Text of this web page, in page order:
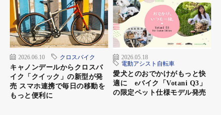
2026.06.10 クロスバイク
キャノンデールからクロスバ
イク「クイック」の新型が発
売 スマホ連携で毎日の移動を
もっと便利に
2026.05.18
電動アシスト自転車
愛犬とのおでかけがもっと快
適に eバイク「Votani Q3」
の限定ペット仕様モデル発売